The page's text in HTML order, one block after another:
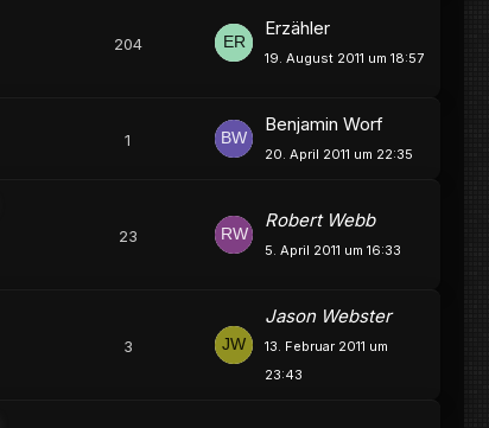
204
Erzähler
19. August 2011 um 18:57
1
Benjamin Worf
20. April 2011 um 22:35
23
Robert Webb
5. April 2011 um 16:33
3
Jason Webster
13. Februar 2011 um
23:43